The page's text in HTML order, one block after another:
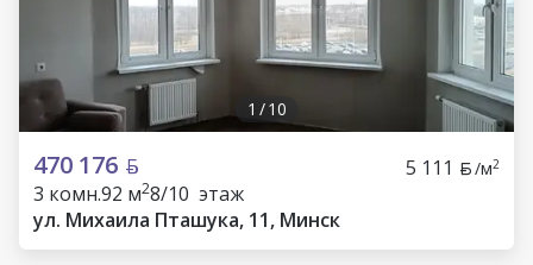
1 /10
470 176 5 111 /м2
3 комн.92 м28/10 этаж
ул. Михаила Пташука, 11, Минск